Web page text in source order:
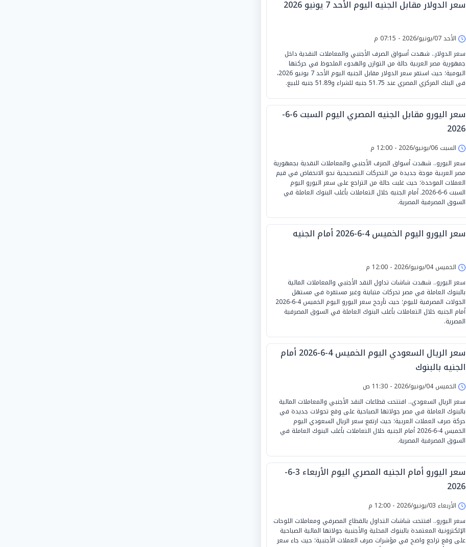
سعر الدولار مقابل الجنيه اليوم الأحد 7 يونيو 2026
الأحد 07/يونيو/2026 - 07:15 م
سعر الدولار.. شهدت أسواق الصرف الأجنبي والمعاملات النقدية داخل
جمهورية مصر العربية حالة من التوازن والهدوء الملحوظ في حركتها
اليومية؛ حيث استقر سعر الدولار مقابل الجنيه اليوم الأحد 7 يونيو 2026،
فى البنك المركزي المصري عند 51.75 جنيه للشراء و51.89 جنيه للبيع.
سعر اليورو مقابل الجنيه المصري اليوم السبت 6-6-
2026
السبت 06/يونيو/2026 - 12:00 م
سعر اليورو.. شهدت أسواق الصرف الأجنبي والمعاملات النقدية بجمهورية
مصر العربية موجة جديدة من التحركات التصحيحية نحو الانخفاض في قيم
العملات الموحدة؛ حيث غلبت حالة من التراجع على سعر اليورو اليوم
السبت 6-6-2026ـ أمام الجنيه خلال التعاملات بأغلب البنوك العاملة في
السوق المصرفية المصرية.
سعر اليورو اليوم الخميس 4-6-2026 أمام الجنيه
الخميس 04/يونيو/2026 - 12:00 م
سعر اليورو.. شهدت شاشات تداول النقد الأجنبي والمعاملات المالية
بالبنوك العاملة في مصر تحركات متباينة وغير مستقرة في مستهل
الجولات المصرفية لليوم؛ حيث تأرجح سعر اليورو اليوم الخميس 4-6-2026
أمام الجنيه خلال التعاملات بأغلب البنوك العاملة في السوق المصرفية
المصرية.
سعر الريال السعودي اليوم الخميس 4-6-2026 أمام
الجنيه بالبنوك
الخميس 04/يونيو/2026 - 11:30 ص
سعر الريال السعودي.. افتتحت قطاعات النقد الأجنبي والمعاملات المالية
بالبنوك العاملة في مصر جولاتها الصباحية على وقع تحولات جديدة في
حركة صرف العملات العربية؛ حيث ارتفع سعر الريال السعودي اليوم
الخميس 4-6-2026 أمام الجنيه خلال التعاملات بأغلب البنوك العاملة في
السوق المصرفية المصرية.
سعر اليورو أمام الجنيه المصري اليوم الأربعاء 3-6-
2026
الأربعاء 03/يونيو/2026 - 12:00 م
سعر اليورو.. افتتحت شاشات التداول بالقطاع المصرفي ومعاملات اللوحات
الإلكترونية المعتمدة بالبنوك المحلية والأجنبية جولاتها المالية الصباحية
على وقع تراجع واضح في مؤشرات صرف العملات الأجنبية؛ حيث جاء سعر